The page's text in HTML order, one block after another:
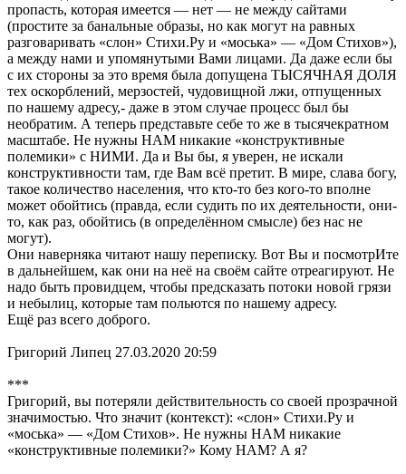
пропасть, которая имеется — нет — не между сайтами
(простите за банальные образы, но как могут на равных
разговаривать «слон» Стихи.Ру и «моська» — «Дом Стихов»),
а между нами и упомянутыми Вами лицами. Да даже если бы
с их стороны за это время была допущена ТЫСЯЧНАЯ ДОЛЯ
тех оскорблений, мерзостей, чудовищной лжи, отпущенных
по нашему адресу,- даже в этом случае процесс был бы
необратим. А теперь представьте себе то же в тысячекратном
масштабе. Не нужны НАМ никакие «конструктивные
полемики» с НИМИ. Да и Вы бы, я уверен, не искали
конструктивности там, где Вам всё претит. В мире, слава богу,
такое количество населения, что кто-то без кого-то вполне
может обойтись (правда, если судить по их деятельности, они-
то, как раз, обойтись (в определённом смысле) без нас не
могут).
Они наверняка читают нашу переписку. Вот Вы и посмотрИте
в дальнейшем, как они на неё на своём сайте отреагируют. Не
надо быть провидцем, чтобы предсказать потоки новой грязи
и небылиц, которые там польются по нашему адресу.
Ещё раз всего доброго.
Григорий Липец 27.03.2020 20:59
***
Григорий, вы потеряли действительность со своей прозрачной
значимостью. Что значит (контекст): «слон» Стихи.Ру и
«моська» — «Дом Стихов». Не нужны НАМ никакие
«конструктивные полемики?» Кому НАМ? А я?